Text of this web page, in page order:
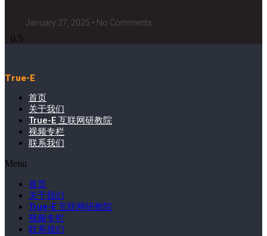
January 27, 2025 No Comments
True-E
首页
关于我们
True-E 互联网研教院
视频专栏
联系我们
Menu
首页
关于我们
True-E 互联网研教院
视频专栏
联系我们